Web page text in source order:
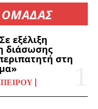
εξέλιξη
διάσωσης
στη